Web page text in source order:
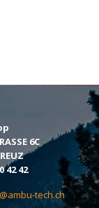
6C
42 42
tech.ch